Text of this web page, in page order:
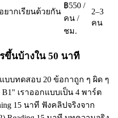
ยากเรียนด้วยกัน
฿550 /
คน /
ชม.
2–3
คน
ขึ้นบ้างใน 50 นาที
แบบทดสอบ 20 ข้อกาถูก ๆ ผิด ๆ
เราออกแบบเป็น 4 พาร์ต
15 นาที ฟังคลิปจริงจาก